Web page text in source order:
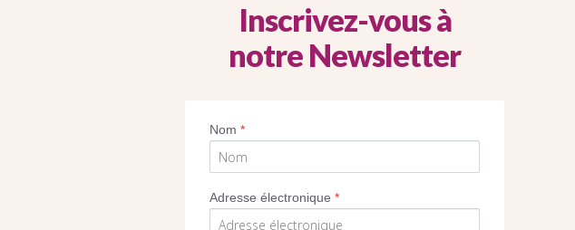
Inscrivez-vous à
notre Newsletter
Nom*
Adresse électronique*